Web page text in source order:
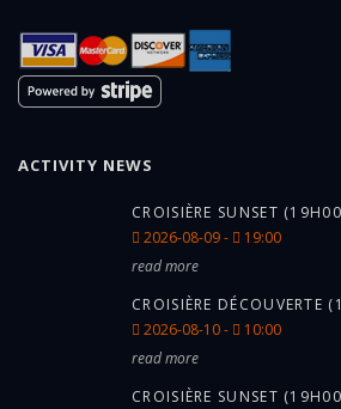
ACTIVITY NEWS
CROISIÈRE SUNSET
2026-08-09 -
19:00
read more
CROISIÈRE
2026-08-10 -
10:00
read more
CROISIÈRE SUNSET